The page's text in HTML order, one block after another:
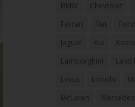
BMW
Chevrolet
Ferrari
Fiat
Ford
Jaguar
Kia
Lamborghini
Land
Lexus
Lincoln
McLaren
Mercedes